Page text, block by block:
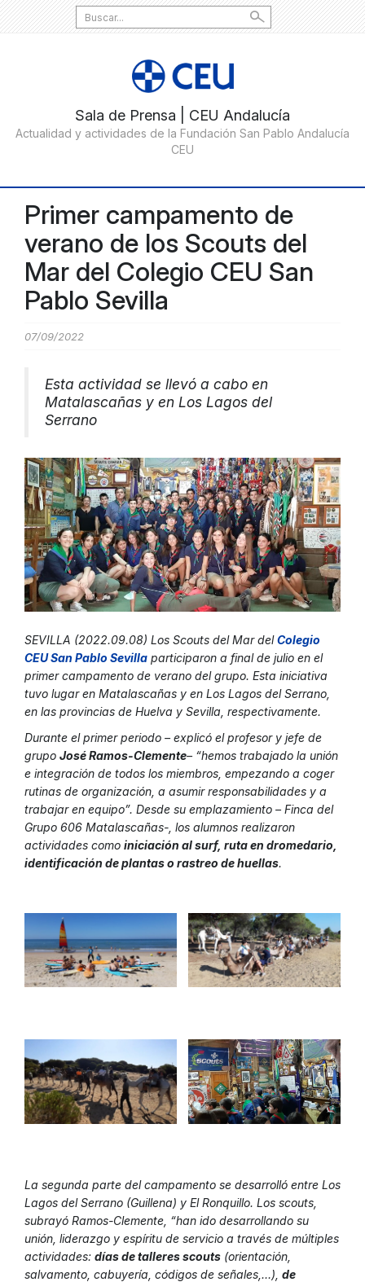
Search
for:
Primer campamento de
verano de los Scouts del
Mar del Colegio CEU San
Pablo Sevilla
07/09/2022
Esta actividad se llevó a cabo en
Matalascañas y en Los Lagos del
Serrano
SEVILLA (2022.09.08) Los Scouts del Mar delColegio
CEU San Pablo Sevilla participaron a final de julio en el
primer campamento de verano del grupo. Esta iniciativa
tuvo lugar en Matalascañas y en Los Lagos del Serrano,
en las provincias de Huelva y Sevilla, respectivamente.
Durante el primer periodo – explicó el profesor y jefe de
grupo José Ramos-Clemente– “hemos trabajado la unión
e integración de todos los miembros, empezando a coger
rutinas de organización, a asumir responsabilidades y a
trabajar en equipo”. Desde su emplazamiento – Finca del
Grupo 606 Matalascañas-, los alumnos realizaron
actividades como iniciación al surf, ruta en dromedario,
identificación de plantas o rastreo de huellas.
La segunda parte del campamento se desarrolló entre Los
Lagos del Serrano (Guillena) y El Ronquillo. Los scouts,
subrayó Ramos-Clemente, “han ido desarrollando su
unión, liderazgo y espíritu de servicio a través de múltiples
actividades: días de talleres scouts (orientación,
salvamento, cabuyería, códigos de señales,…), de